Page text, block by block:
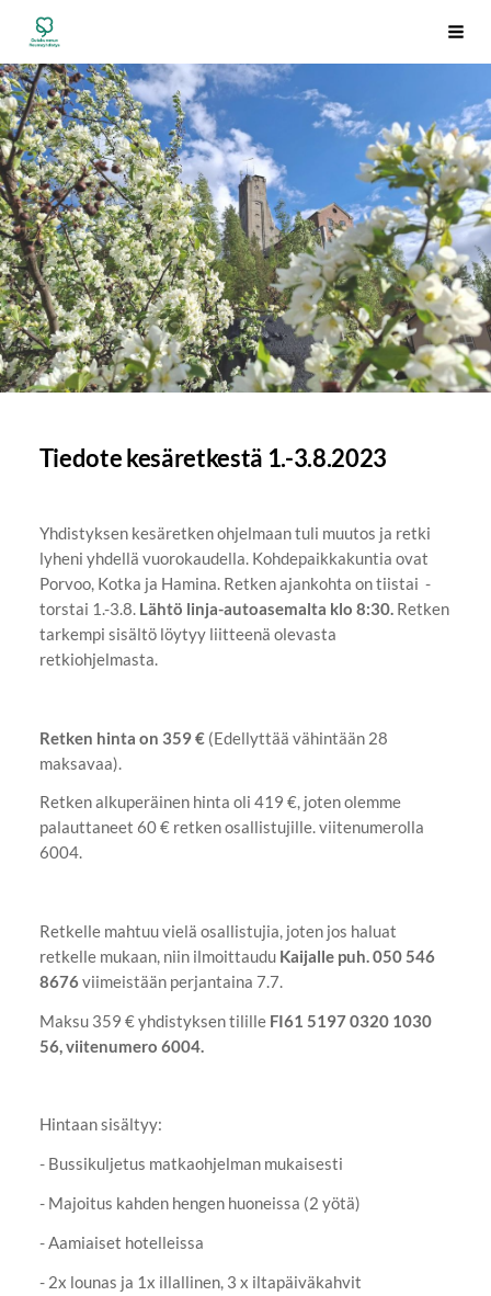
Siirry
sivun
sisältöön
Outokummun Reumayhdistys ry
Tiedote kesäretkestä 1.-3.8.2023
Yhdistyksen kesäretken ohjelmaan tuli muutos ja retki
lyheni yhdellä vuorokaudella. Kohdepaikkakuntia ovat
Porvoo, Kotka ja Hamina. Retken ajankohta on tiistai -
torstai 1.-3.8. Lähtö linja-autoasemalta klo 8:30.Retken
tarkempi sisältö löytyy liitteenä olevasta
retkiohjelmasta.
Retken hinta on 359 € (Edellyttää vähintään 28
maksavaa).
Retken alkuperäinen hinta oli 419 €, joten olemme
palauttaneet 60 € retken osallistujille. viitenumerolla
6004.
Retkelle mahtuu vielä osallistujia, joten jos haluat
retkelle mukaan, niin ilmoittaudu Kaijalle puh. 050 546
8676viimeistään perjantaina 7.7.
Maksu 359 € yhdistyksen tilille FI61 5197 0320 1030
56, viitenumero 6004.
Hintaan sisältyy:
- Bussikuljetus matkaohjelman mukaisesti
- Majoitus kahden hengen huoneissa (2 yötä)
- Aamiaiset hotelleissa
- 2x lounas ja 1x illallinen, 3 x iltapäiväkahvit